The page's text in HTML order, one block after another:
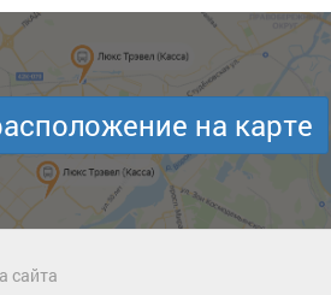
на карте
сайта